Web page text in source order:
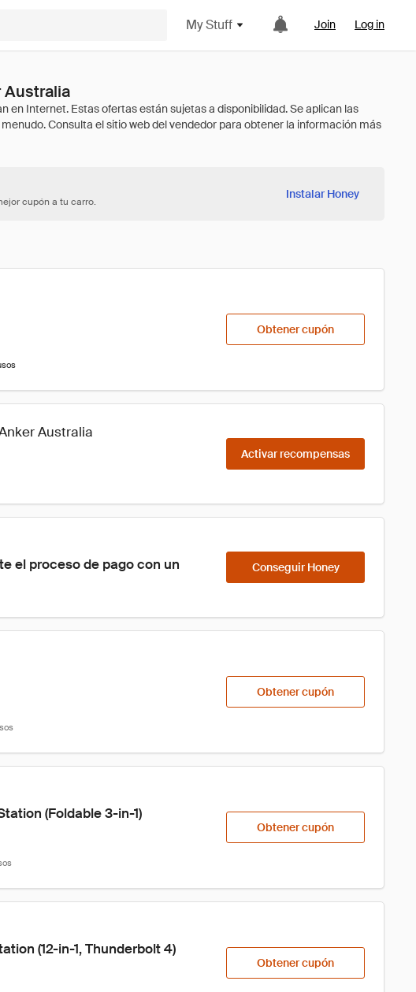
My Stuff Join Log in
Australia
cupón a tu carro.
Instalar Honey
Obtener cupón
Australia
Activar recompensas
el proceso de pago con un
Conseguir Honey
Obtener cupón
(Foldable 3-in-1)
Obtener cupón
(12-in-1, Thunderbolt 4)
Obtener cupón